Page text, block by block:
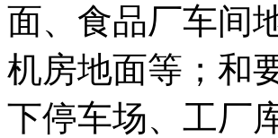
面、食品厂车间
机房地面等；和
下停车场、工厂